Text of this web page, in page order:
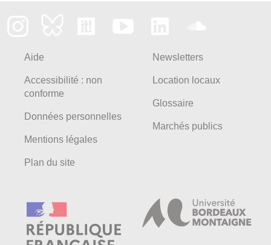
Aide
Accessibilité : non
conforme
Données personnelles
Mentions légales
Plan du site
Newsletters
Location locaux
Glossaire
Marchés publics